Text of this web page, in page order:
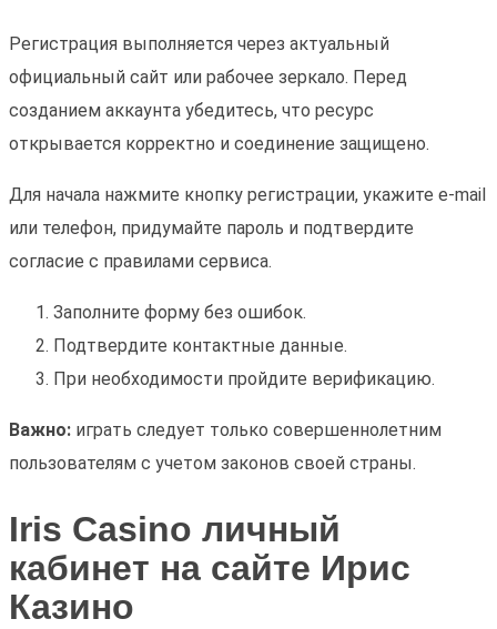
Регистрация выполняется через актуальный
официальный сайт или рабочее зеркало. Перед
созданием аккаунта убедитесь, что ресурс
открывается корректно и соединение защищено.
Для начала нажмите кнопку регистрации, укажите e-mail
или телефон, придумайте пароль и подтвердите
согласие с правилами сервиса.
Заполните форму без ошибок.
Подтвердите контактные данные.
При необходимости пройдите верификацию.
Важно: играть следует только совершеннолетним
пользователям с учетом законов своей страны.
Iris Casino личный
кабинет на сайте Ирис
Казино